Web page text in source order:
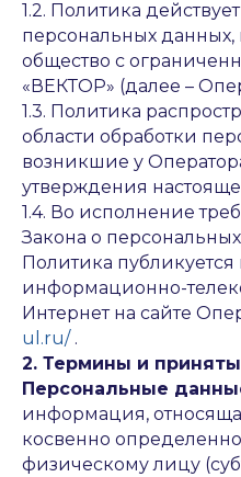
1.2. Политика
персональных данных,
общество с
«ВЕКТОР» (далее –
1.3. Политика
области обработки
возникшие у
утверждения
1.4. Во исполнение
Закона о
Политика
информационно-
Интернет на сайте
ul.ru/ .
2. Термины и
Персональные
информация,
косвенно
физическому лицу